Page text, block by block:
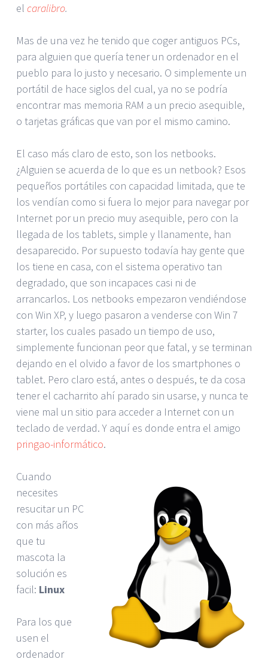
el caralibro.
Mas de una vez he tenido que coger antiguos PCs,
para alguien que quería tener un ordenador en el
pueblo para lo justo y necesario. O simplemente un
portátil de hace siglos del cual, ya no se podría
encontrar mas memoria RAM a un precio asequible,
o tarjetas gráficas que van por el mismo camino.
El caso más claro de esto, son los netbooks.
¿Alguien se acuerda de lo que es un netbook? Esos
pequeños portátiles con capacidad limitada, que te
los vendían como si fuera lo mejor para navegar por
Internet por un precio muy asequible, pero con la
llegada de los tablets, simple y llanamente, han
desaparecido. Por supuesto todavía hay gente que
los tiene en casa, con el sistema operativo tan
degradado, que son incapaces casi ni de
arrancarlos. Los netbooks empezaron vendiéndose
con Win XP, y luego pasaron a venderse con Win 7
starter, los cuales pasado un tiempo de uso,
simplemente funcionan peor que fatal, y se terminan
dejando en el olvido a favor de los smartphones o
tablet. Pero claro está, antes o después, te da cosa
tener el cacharrito ahí parado sin usarse, y nunca te
viene mal un sitio para acceder a Internet con un
teclado de verdad. Y aquí es donde entra el amigo
pringao-informático.
Cuando
necesites
resucitar un PC
con más años
que tu
mascota la
solución es
facil: Linux
Para los que
usen el
ordenador